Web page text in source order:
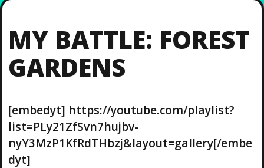
MY BATTLE: FOREST
GARDENS
[embedyt] https://youtube.com/playlist?
list=PLy21ZfSvn7hujbv-
nyY3MzP1KfRdTHbzj&layout=gallery[/embe
dyt]